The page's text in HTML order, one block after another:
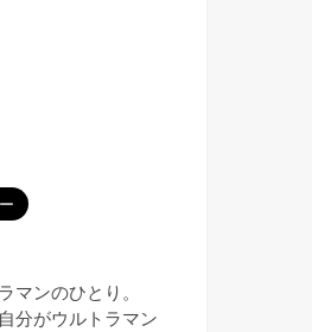
マンのひとり。
分がウルトラマン